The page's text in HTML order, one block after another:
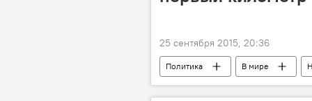
25 сентября 2015, 20:36
Политика В мире
беженцы
шенген